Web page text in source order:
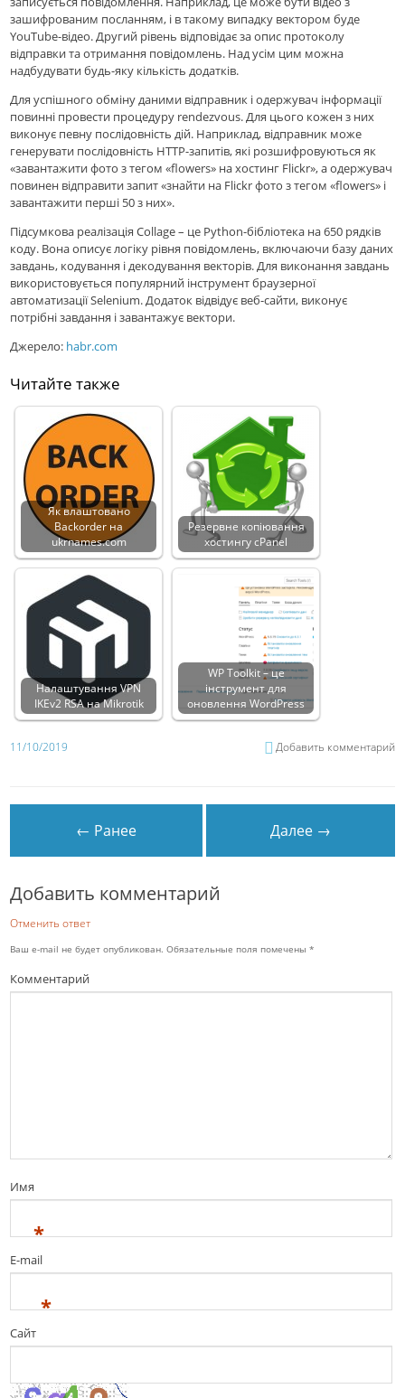
зашифрованим посланням, і в такому випадку вектором буде
YouTube-відео. Другий рівень відповідає за опис протоколу
відправки та отримання повідомлень. Над усім цим можна
надбудувати будь-яку кількість додатків.
Для успішного обміну даними відправник і одержувач інформації
повинні провести процедуру rendezvous. Для цього кожен з них
виконує певну послідовність дій. Наприклад, відправник може
генерувати послідовність HTTP-запитів, які розшифровуються як
«завантажити фото з тегом «flowers» на хостинг Flickr», а одержувач
повинен відправити запит «знайти на Flickr фото з тегом «flowers» і
завантажити перші 50 з них».
Підсумкова реалізація Collage – це Python-бібліотека на 650 рядків
коду. Вона описує логіку рівня повідомлень, включаючи базу даних
завдань, кодування і декодування векторів. Для виконання завдань
використовується популярний інструмент браузерної
автоматизації Selenium. Додаток відвідує веб-сайти, виконує
потрібні завдання і завантажує вектори.
Джерело: habr.com
Читайте также
Як влаштовано
Backorder на
ukrnames.com
Резервне копіювання
хостингу cPanel
Налаштування VPN
IKEv2 RSA на Mikrotik
WP Toolkit – це
інструмент для
оновлення WordPress
11/10/2019 Добавить комментарий
← Ранее Далее →
Добавить комментарий
Отменить ответ
Ваш e-mail не будет опубликован. Обязательные поля помечены*
Комментарий
Имя
*
E-mail
*
Сайт